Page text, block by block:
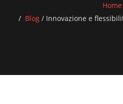
Home
Blog / Innovazione e